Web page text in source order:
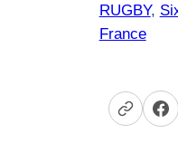
RUGBY,
France